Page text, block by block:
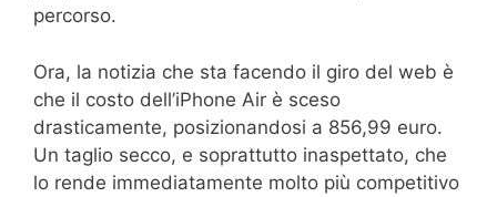
percorso.
Ora, la notizia che sta facendo il giro del web è
che il costo dell’iPhone Air è sceso
drasticamente, posizionandosi a 856,99 euro.
Un taglio secco, e soprattutto inaspettato, che
lo rende immediatamente molto più competitivo